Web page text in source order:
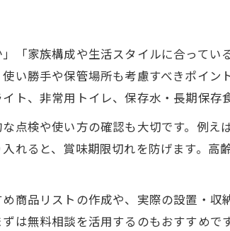
福井の地形を考慮した防災グッ
便利屋 代行 サポート 福井の活用
便利屋 サポートが実現する地域防
福井 なんでも 屋の地域貢献と防災
「家族構成や生活スタイルに合って
い勝手や保管場所も考慮すべきポイ
ト、非常用トイレ、保存水・長期保存
点検や使い方の確認も大切です。例
れると、賞味期限切れを防げます。
商品リストの作成や、実際の設置・収
は無料相談を活用するのもおすすめです